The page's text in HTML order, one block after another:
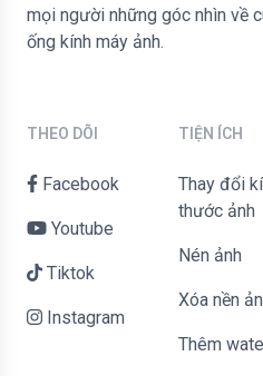
mọi người những góc nhìn về
ống kính máy ảnh.
THEO DÕI
Facebook
Youtube
Tiktok
Instagram
TIỆN ÍCH
Thay đổi
thước ảnh
Nén ảnh
Xóa nền
Thêm